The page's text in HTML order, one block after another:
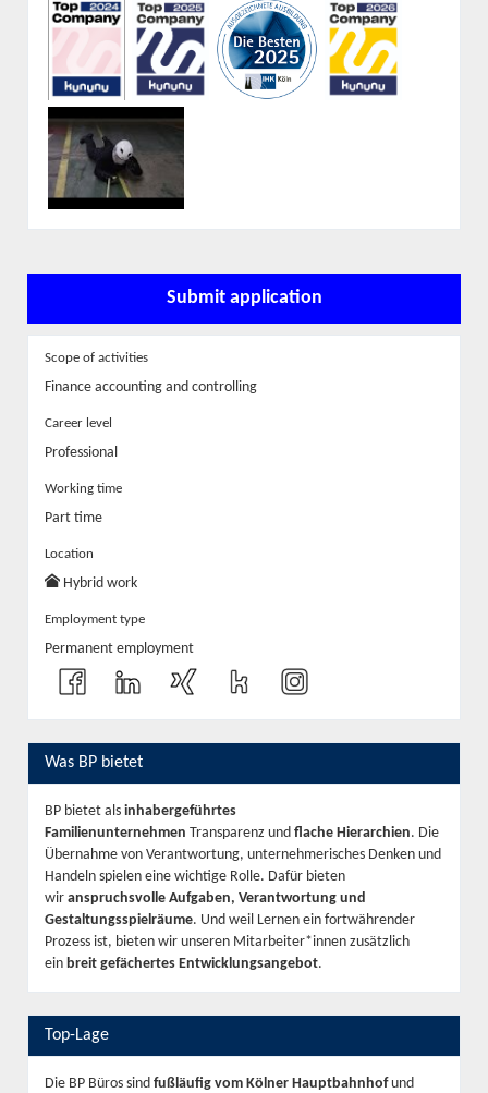
Submit application
Scope of activities
Finance accounting and controlling
Career level
Professional
Working time
Part time
Location
Hybrid work
Employment type
Permanent employment
Was BP bietet
BP bietet als inhabergeführtes
Familienunternehmen Transparenz und flache Hierarchien. Die
Übernahme von Verantwortung, unternehmerisches Denken und
Handeln spielen eine wichtige Rolle. Dafür bieten
wir anspruchsvolle Aufgaben, Verantwortung und
Gestaltungsspielräume. Und weil Lernen ein fortwährender
Prozess ist, bieten wir unseren Mitarbeiter*innen zusätzlich
ein breit gefächertes Entwicklungsangebot.
Top-Lage
Die BP Büros sind fußläufig vom Kölner Hauptbahnhofund